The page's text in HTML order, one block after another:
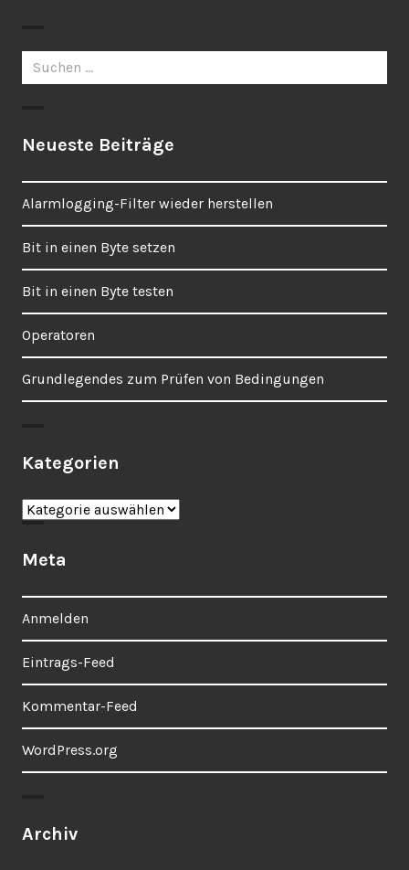
Suchen
nach:
Neueste Beiträge
Alarmlogging-Filter wieder herstellen
Bit in einen Byte setzen
Bit in einen Byte testen
Operatoren
Grundlegendes zum Prüfen von Bedingungen
Kategorien
Kategorien
Meta
Anmelden
Eintrags-Feed
Kommentar-Feed
WordPress.org
Archiv